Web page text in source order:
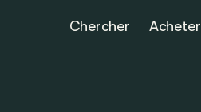
Chercher Acheter